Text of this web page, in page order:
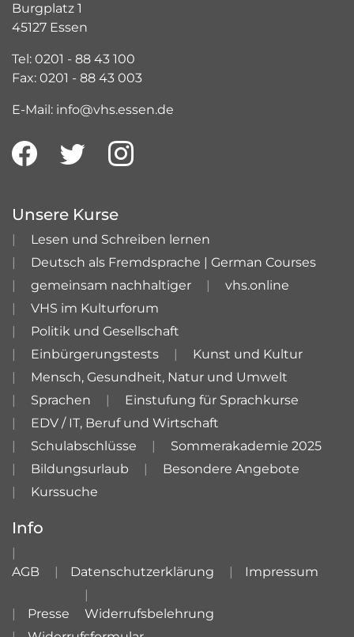
Burgplatz 1
45127 Essen
Tel: 0201 - 88 43 100
Fax: 0201 - 88 43 003
E-Mail: info@vhs.essen.de
Unsere Kurse
Lesen und Schreiben lernen
Deutsch als Fremdsprache | German Courses
gemeinsam nachhaltiger
vhs.online
VHS im Kulturforum
Politik und Gesellschaft
Einbürgerungstests
Kunst und Kultur
Mensch, Gesundheit, Natur und Umwelt
Sprachen
Einstufung für Sprachkurse
EDV / IT, Beruf und Wirtschaft
Schulabschlüsse
Sommerakademie 2025
Bildungsurlaub
Besondere Angebote
Kurssuche
Info
AGB Datenschutzerklärung Impressum
Presse
Widerrufsbelehrung